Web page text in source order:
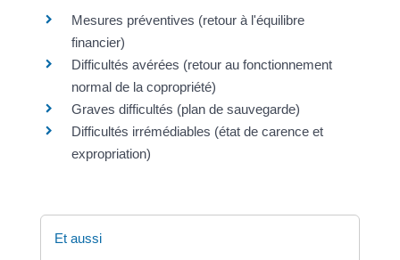
Mesures préventives (retour à l'équilibre
financier)
Difficultés avérées (retour au fonctionnement
normal de la copropriété)
Graves difficultés (plan de sauvegarde)
Difficultés irrémédiables (état de carence et
expropriation)
Et aussi